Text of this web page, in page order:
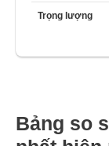
Trọng lượng
Bảng so